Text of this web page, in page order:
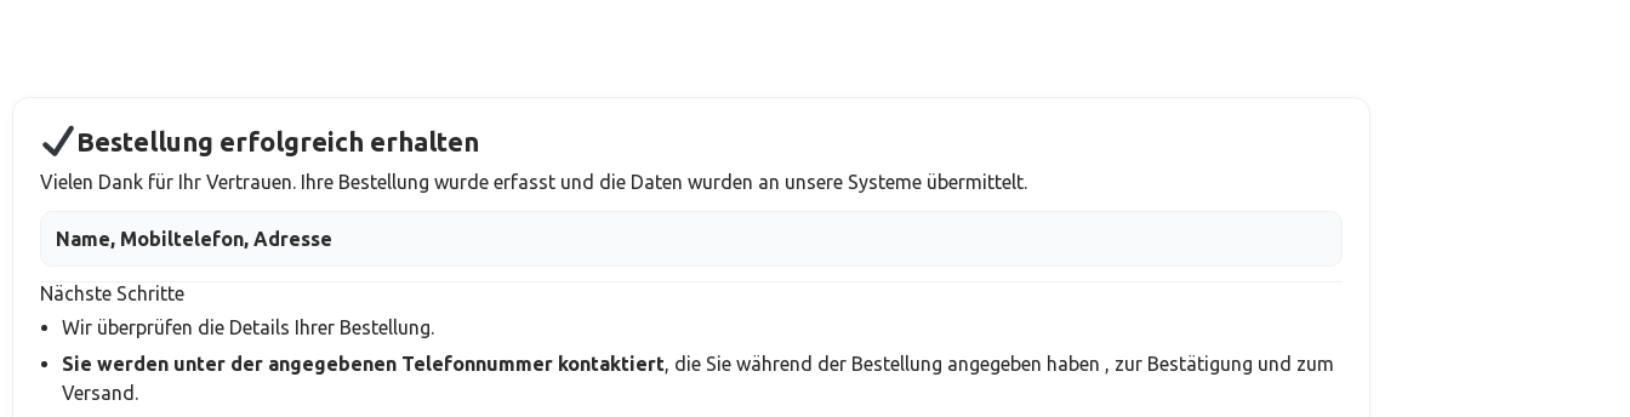
Bestellung erfolgreich erhalten
Vielen Dank für Ihr Vertrauen. Ihre Bestellung wurde erfasst und die Daten wurden an unsere Systeme übermittelt.
Name, Mobiltelefon, Adresse
Nächste Schritte
Wir überprüfen die Details Ihrer Bestellung.
Sie werden unter der angegebenen Telefonnummer kontaktiert, die Sie während der Bestellung angegeben haben , zur Bestätigung und zum
Versand.